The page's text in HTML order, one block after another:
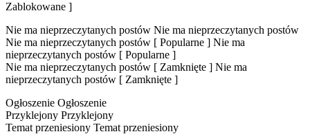
Zablokowane ]
Nie ma nieprzeczytanych postów Nie ma nieprzeczytanych postów
Nie ma nieprzeczytanych postów [ Popularne ] Nie ma
nieprzeczytanych postów [ Popularne ]
Nie ma nieprzeczytanych postów [ Zamknięte ] Nie ma
nieprzeczytanych postów [ Zamknięte ]
Ogłoszenie Ogłoszenie
Przyklejony Przyklejony
Temat przeniesiony Temat przeniesiony